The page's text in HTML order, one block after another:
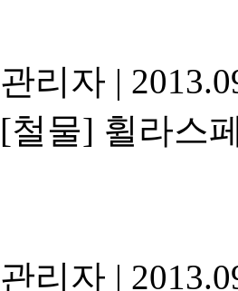
관리자 |
[철물] 휠라스
관리자 |